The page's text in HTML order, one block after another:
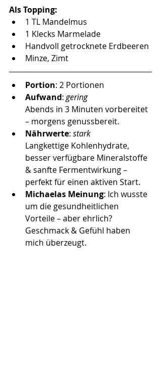
Als Topping:
1 TL Mandelmus
1 Klecks Marmelade
Handvoll getrocknete Erdbeeren
Minze, Zimt
Portion: 2 Portionen
Aufwand: gering
Abends in 3 Minuten vorbereitet
– morgens genussbereit.
Nährwerte: stark
Langkettige Kohlenhydrate,
besser verfügbare Mineralstoffe
& sanfte Fermentwirkung –
perfekt für einen aktiven Start.
Michaelas Meinung: Ich wusste
um die gesundheitlichen
Vorteile – aber ehrlich?
Geschmack & Gefühl haben
mich überzeugt.